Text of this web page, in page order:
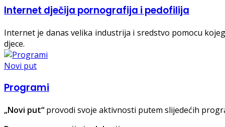
Internet dječija pornografija i pedofilija
Internet je danas velika industrija i sredstvo pomocu
djece.
Novi put
Programi
„Novi put“ provodi svoje aktivnosti putem slijedećih